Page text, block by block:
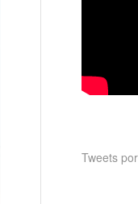
Tweets